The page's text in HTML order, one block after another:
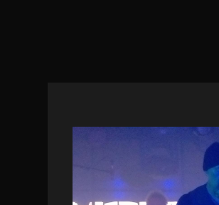
2023. 10.13. | Akvárium